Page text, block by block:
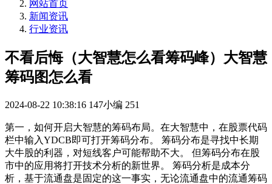
网站首页
新闻资讯
行业资讯
不看后悔（大智慧怎么看筹码峰）大智慧
筹码图怎么看
2024-08-22 10:38:16 147小编 251
第一，如何开启大智慧的筹码布局。在大智慧中，在股票代码
栏中输入YDCB即可打开筹码分布。 筹码分布是寻找中长期
大牛股的利器，对短线客户可能帮助不大。 但筹码分布在股
市中的应用将打开技术分析的新世界。 筹码分析是成本分
析，基于流通盘是固定的这一事实，无论流通盘中的流通筹码